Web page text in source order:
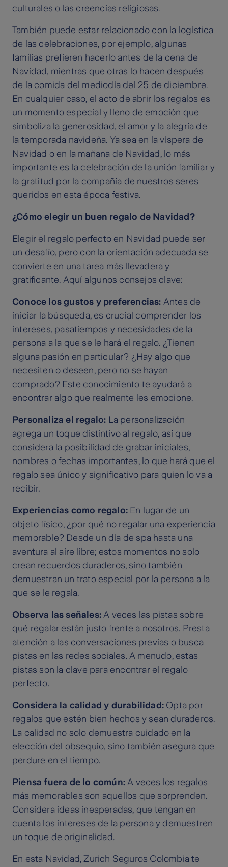
culturales o las creencias religiosas.
También puede estar relacionado con la logística
de las celebraciones, por ejemplo, algunas
familias prefieren hacerlo antes de la cena de
Navidad, mientras que otras lo hacen después
de la comida del mediodía del 25 de diciembre.
En cualquier caso, el acto de abrir los regalos es
un momento especial y lleno de emoción que
simboliza la generosidad, el amor y la alegría de
la temporada navideña. Ya sea en la víspera de
Navidad o en la mañana de Navidad, lo más
importante es la celebración de la unión familiar y
la gratitud por la compañía de nuestros seres
queridos en esta época festiva.
¿Cómo elegir un buen regalo de Navidad?
Elegir el regalo perfecto en Navidad puede ser
un desafío, pero con la orientación adecuada se
convierte en una tarea más llevadera y
gratificante. Aquí algunos consejos clave:
Conoce los gustos y preferencias: Antes de
iniciar la búsqueda, es crucial comprender los
intereses, pasatiempos y necesidades de la
persona a la que se le hará el regalo. ¿Tienen
alguna pasión en particular? ¿Hay algo que
necesiten o deseen, pero no se hayan
comprado? Este conocimiento te ayudará a
encontrar algo que realmente les emocione.
Personaliza el regalo: La personalización
agrega un toque distintivo al regalo, así que
considera la posibilidad de grabar iniciales,
nombres o fechas importantes, lo que hará que el
regalo sea único y significativo para quien lo va a
recibir.
Experiencias como regalo: En lugar de un
objeto físico, ¿por qué no regalar una experiencia
memorable? Desde un día de spa hasta una
aventura al aire libre; estos momentos no solo
crean recuerdos duraderos, sino también
demuestran un trato especial por la persona a la
que se le regala.
Observa las señales:A veces las pistas sobre
qué regalar están justo frente a nosotros. Presta
atención a las conversaciones previas o busca
pistas en las redes sociales. A menudo, estas
pistas son la clave para encontrar el regalo
perfecto.
Considera la calidad y durabilidad: Opta por
regalos que estén bien hechos y sean duraderos.
La calidad no solo demuestra cuidado en la
elección del obsequio, sino también asegura que
perdure en el tiempo.
Piensa fuera de lo común:A veces los regalos
más memorables son aquellos que sorprenden.
Considera ideas inesperadas, que tengan en
cuenta los intereses de la persona y demuestren
un toque de originalidad.
En esta Navidad, Zurich Seguros Colombia te